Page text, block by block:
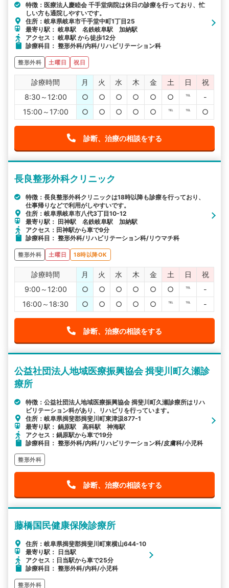
特徴：医療法人慶睦会 千手堂病院は休日の診療を行っており、忙
しい方も通院しやすいです。
住所：岐阜県岐阜市千手堂中町1丁目25
最寄り駅： 岐阜駅 名鉄岐阜駅 加納駅
アクセス： 岐阜駅 から徒歩12分
診療科目： 整形外科/内科/リハビリテーション科
整形外科 土曜日 祝日
診療時間 月 火 水 木 金 土 日
祝
8:30～12:00
○ ○ ○ ○ ○ ○ ℡
-
15:00～17:00
○ ○ ○ ○ ○ ℡ ℡ ○
診断、治療の相談をする
長良整形外科クリニック
特徴：長良整形外科クリニックは18時以降も診療を行っており、
仕事帰りなどで利用がしやすいです。
住所：岐阜県岐阜市八代3丁目10-12
最寄り駅： 田神駅 名鉄岐阜駅 加納駅
アクセス：田神駅から車で9分
診療科目： 整形外科/リハビリテーション科/リウマチ科
整形外科 土曜日 18時以降OK
診療時間 月 火 水 木 金 土 日
祝
9:00～12:00
○ ○ ○ ○ ○ ○ ℡
-
16:00～18:30
○ ○ ○ ○ ○ ℡ ℡ -
診断、治療の相談をする
公益社団法人地域医療振興協会 揖斐川町久瀬診
療所
特徴：公益社団法人地域医療振興協会 揖斐川町久瀬診療所はリハ
ビリテーション科があり、リハビリを行っています。
住所：岐阜県揖斐郡揖斐川町東津汲877-1
最寄り駅： 鍋原駅 高科駅 神海駅
アクセス：鍋原駅から車で19分
診療科目： 整形外科/内科/リハビリテーション科/皮膚科/小児科
整形外科
診断、治療の相談をする
藤橋国民健康保険診療所
住所：岐阜県揖斐郡揖斐川町東横山644-10
最寄り駅： 日当駅
アクセス：日当駅から車で25分
診療科目： 整形外科/内科/小児科
整形外科